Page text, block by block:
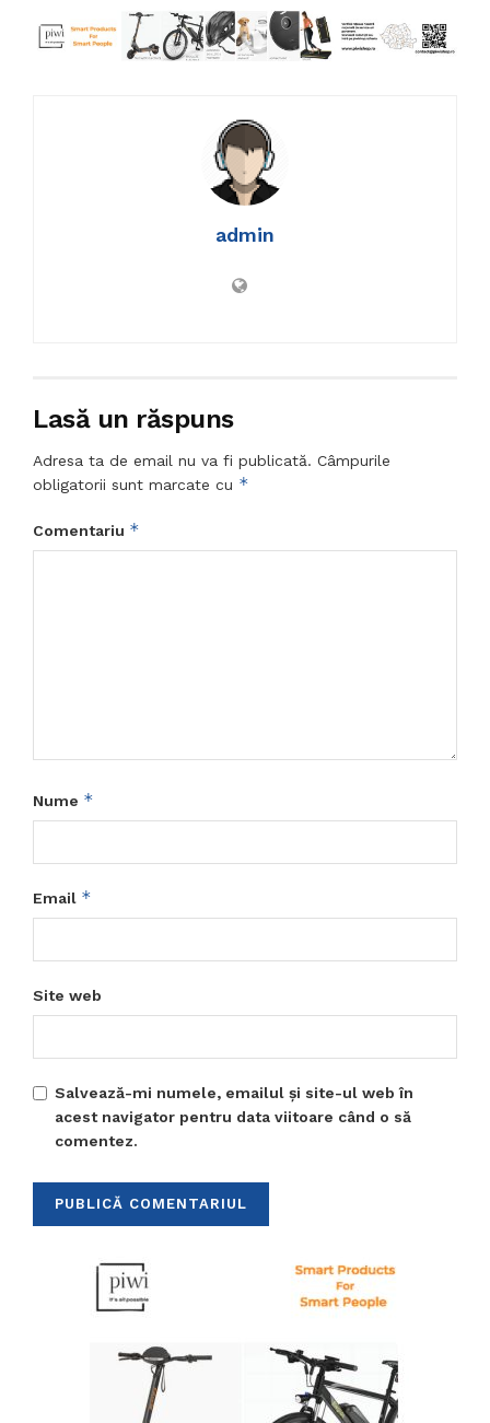
admin
Lasă un răspuns
Adresa ta de email nu va fi publicată. Câmpurile
obligatorii sunt marcate cu *
Comentariu *
Nume *
Email *
Site web
Salvează-mi numele, emailul și site-ul web în
acest navigator pentru data viitoare când o să
comentez.